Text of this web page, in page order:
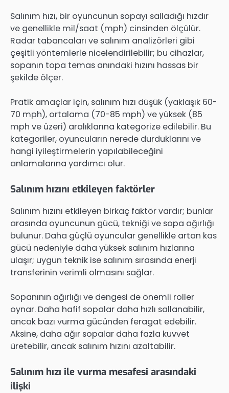
Salınım hızı, bir oyuncunun sopayı salladığı hızdır
ve genellikle mil/saat (mph) cinsinden ölçülür.
Radar tabancaları ve salınım analizörleri gibi
çeşitli yöntemlerle nicelendirilebilir; bu cihazlar,
sopanın topa temas anındaki hızını hassas bir
şekilde ölçer.
Pratik amaçlar için, salınım hızı düşük (yaklaşık 60-
70 mph), ortalama (70-85 mph) ve yüksek (85
mph ve üzeri) aralıklarına kategorize edilebilir. Bu
kategoriler, oyuncuların nerede durduklarını ve
hangi iyileştirmelerin yapılabileceğini
anlamalarına yardımcı olur.
Salınım hızını etkileyen faktörler
Salınım hızını etkileyen birkaç faktör vardır; bunlar
arasında oyuncunun gücü, tekniği ve sopa ağırlığı
bulunur. Daha güçlü oyuncular genellikle artan kas
gücü nedeniyle daha yüksek salınım hızlarına
ulaşır; uygun teknik ise salınım sırasında enerji
transferinin verimli olmasını sağlar.
Sopanının ağırlığı ve dengesi de önemli roller
oynar. Daha hafif sopalar daha hızlı sallanabilir,
ancak bazı vurma gücünden feragat edebilir.
Aksine, daha ağır sopalar daha fazla kuvvet
üretebilir, ancak salınım hızını azaltabilir.
Salınım hızı ile vurma mesafesi arasındaki
ilişki